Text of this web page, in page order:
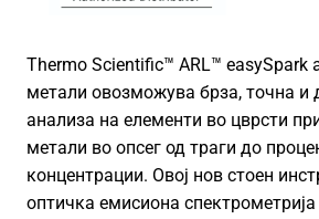
Thermo Scientific™ ARL™ easySpark
метали овозможува брза, точна и
анализа на елементи во цврсти
метали во опсег од траги до
концентрации. Овој нов стоен
оптичка емисиона спектрометрија